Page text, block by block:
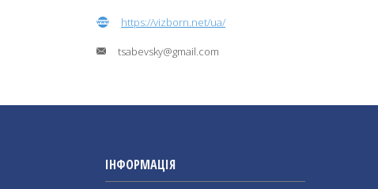
https://vizborn.net/ua/
tsabevsky@gmail.com
ІНФОРМАЦІЯ